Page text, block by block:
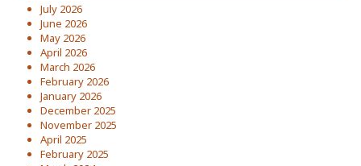
July 2026
June 2026
May 2026
April 2026
March 2026
February 2026
January 2026
December 2025
November 2025
April 2025
February 2025